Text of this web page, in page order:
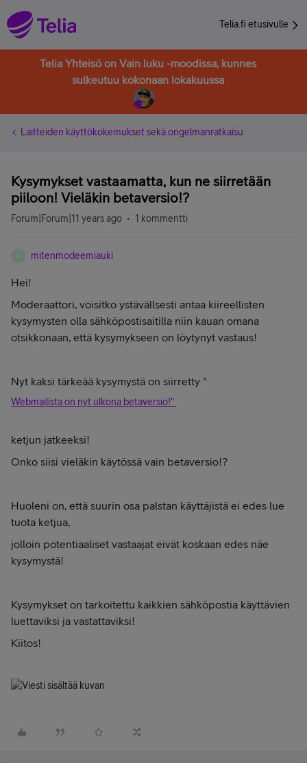
Telia.fi etusivulle
Telia Yhteisö on Vain luku -moodissa, kunnes
sulkeutuu kokonaan lokakuussa
Laitteiden käyttökokemukset sekä ongelmanratkaisu
Kysymykset vastaamatta, kun ne siirretään
piiloon! Vieläkin betaversio!?
Forum|Forum|11 years ago 1 kommentti
mitenmodeemiauki
Hei!
Moderaattori, voisitko ystävällsesti antaa kiireellisten
kysymysten olla sähköpostisaitilla niin kauan omana
otsikkonaan, että kysymykseen on löytynyt vastaus!
Nyt kaksi tärkeää kysymystä on siirretty "
Webmailista on nyt ulkona betaversio!"
ketjun jatkeeksi!
Onko siisi vieläkin käytössä vain betaversio!?
Huoleni on, että suurin osa palstan käyttäjistä ei edes lue
tuota ketjua,
jolloin potentiaaliset vastaajat eivät koskaan edes näe
kysymystä!
Kysymykset on tarkoitettu kaikkien sähköpostia käyttävien
luettaviksi ja vastattaviksi!
Kiitos!